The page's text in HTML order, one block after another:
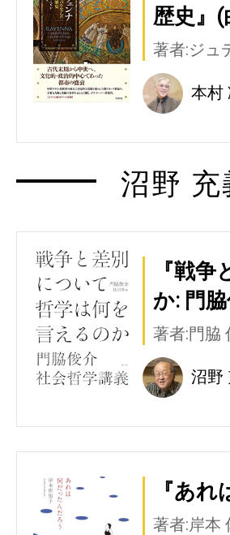
歴史』(
著者:ジュ
本村
沼野
『戦
か: 門
著者:門脇
沼野
『あ
著者:岸本